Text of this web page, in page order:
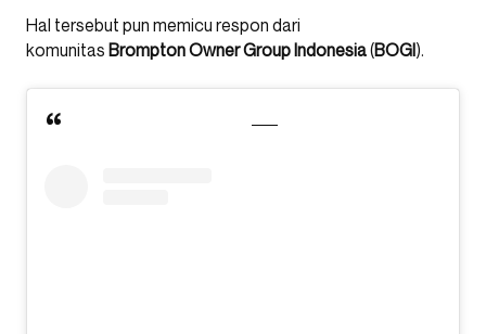
Hal tersebut pun memicu respon dari
komunitas Brompton Owner Group Indonesia(BOGI).